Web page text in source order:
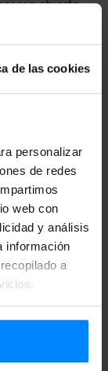
de las cookies
personalizar
de redes
web con
y análisis
información
a
Mikel Laboa de
en The
de Nueva
vasco
(6 de
otra, la
Josu Okiñena
Skylight Room,
charla
1956),
a
los
Erik Satie y